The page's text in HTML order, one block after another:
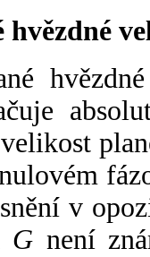
hvězdné
v
G není